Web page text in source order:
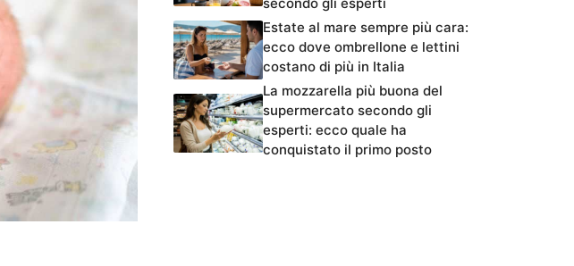
secondo gli esperti
Estate al mare sempre più cara:
ecco dove ombrellone e lettini
costano di più in Italia
La mozzarella più buona del
supermercato secondo gli
esperti: ecco quale ha
conquistato il primo posto